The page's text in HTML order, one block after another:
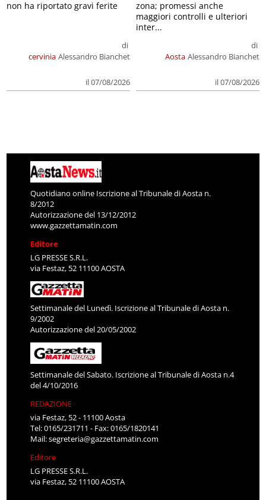
cervinia
di
Alessandro Bianchet
il 07/08/2026
non ha riportato gravi ferite
Aosta
di
Alessandro Bianchet
il 07/08/2026
zona; promessi anche
maggiori controlli e ulteriori
inter...
Quotidiano online Iscrizione al Tribunale di Aosta n.
8/2012
Autorizzazione del 13/12/2012
www.gazzettamatin.com
Editore
LG PRESSE S.R.L.
via Festaz, 52 11100 AOSTA
Settimanale del Lunedì. Iscrizione al Tribunale di Aosta n.
9/2002
Autorizzazione del 20/05/2002
Settimanale del Sabato. Iscrizione al Tribunale di Aosta n.4
del 4/10/2016
REDAZIONE
via Festaz, 52 - 11100 Aosta
Tel: 0165/231711 - Fax: 0165/1820141
Mail:segreteria@gazzettamatin.com
Editore
LG PRESSE S.R.L.
via Festaz, 52 11100 AOSTA